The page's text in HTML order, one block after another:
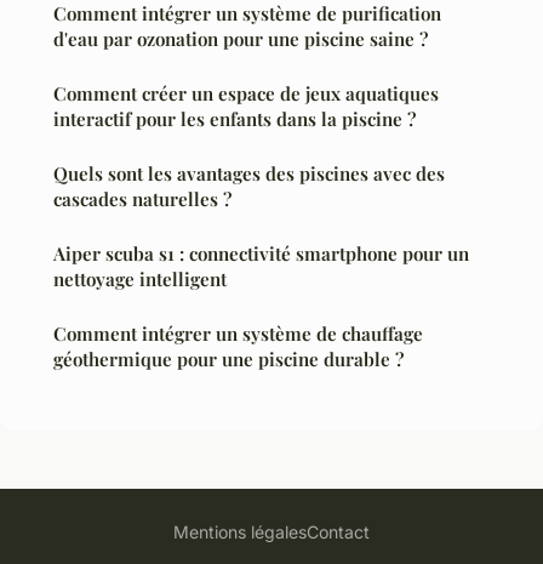
Comment intégrer un système de purification
d'eau par ozonation pour une piscine saine ?
Comment créer un espace de jeux aquatiques
interactif pour les enfants dans la piscine ?
Quels sont les avantages des piscines avec des
cascades naturelles ?
Aiper scuba s1 : connectivité smartphone pour un
nettoyage intelligent
Comment intégrer un système de chauffage
géothermique pour une piscine durable ?
Mentions légalesContact